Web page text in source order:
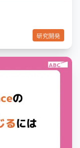
研究開発